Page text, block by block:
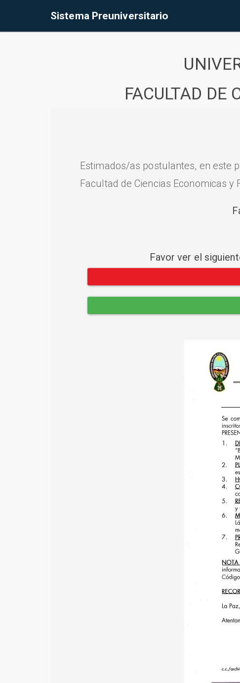
Sistema Preuniversitario
FACULTAD DE
Estimados/as postulantes, en este
Facultad de Ciencias Economicas y
Favor ver el